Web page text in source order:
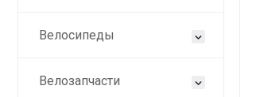
Велосипеды
Велозапчасти